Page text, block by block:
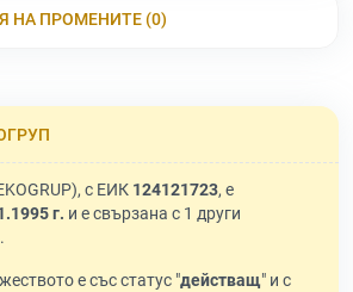
НА ПРОМЕНИТЕ (0)
с ЕИК 124121723, е
г. и е свързана с 1 други
е със статус "действащ" и с